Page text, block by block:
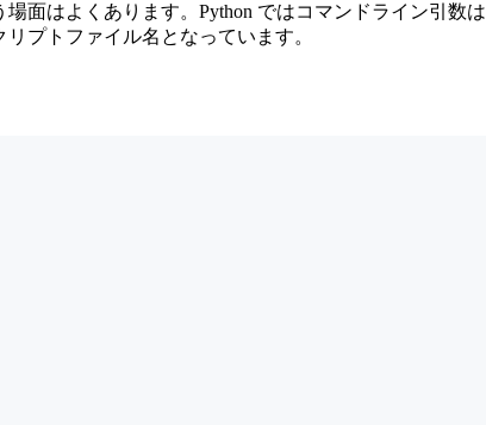
面はよくあります。Python ではコマンドライン引数は
プトファイル名となっています。